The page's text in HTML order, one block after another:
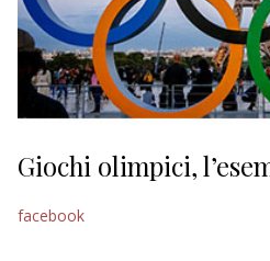
ECONOMIA
TURISMO
CULTURA
NAUTICA
Giochi olimpici,
facebook